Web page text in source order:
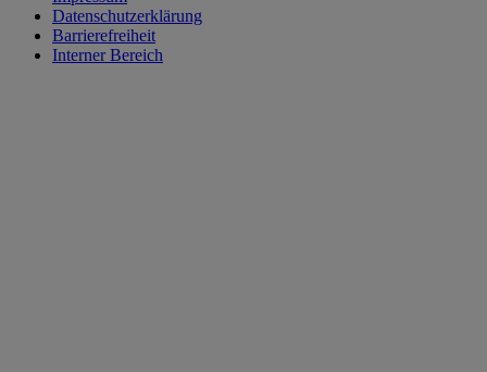
Datenschutzerklärung
Barrierefreiheit
Interner Bereich